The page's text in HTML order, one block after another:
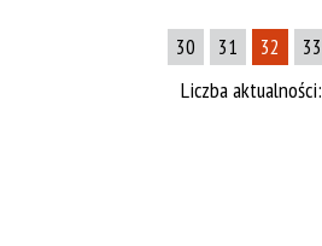
—
30 31 32 33
Liczba aktualności: